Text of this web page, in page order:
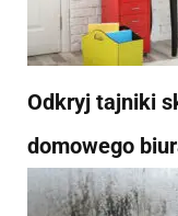
Odkryj tajniki
domowego